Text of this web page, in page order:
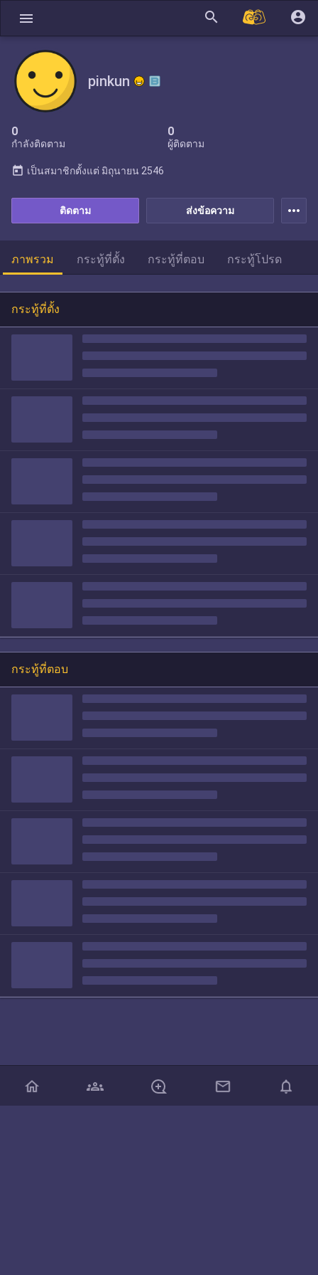
menu search account_circle
pinkun
0
กำลังติดตาม
0
ผู้ติดตาม
ส่งข้อความ
ติดตาม
today เป็นสมาชิกตั้งแต่ มิถุนายน 2546
more_horiz
ภาพรวม กระทู้ที่ตั้ง กระทู้ที่ตอบ กระทู้โปรด
กระทู้ที่ตั้ง
กระทู้ที่ตอบ